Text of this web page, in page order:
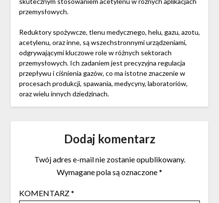
przemysłowych.
Reduktory spożywcze, tlenu medycznego, helu, gazu, azotu,
acetylenu, oraz inne, są wszechstronnymi urządzeniami,
odgrywającymi kluczowe role w różnych sektorach
przemysłowych. Ich zadaniem jest precyzyjna regulacja
przepływu i ciśnienia gazów, co ma istotne znaczenie w
procesach produkcji, spawania, medycyny, laboratoriów,
oraz wielu innych dziedzinach.
Dodaj komentarz
Twój adres e-mail nie zostanie opublikowany.
Wymagane pola są oznaczone*
KOMENTARZ*